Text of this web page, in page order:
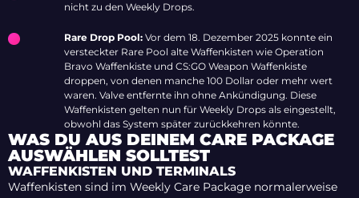
nicht zu den Weekly Drops.
Rare Drop Pool: Vor dem 18. Dezember 2025 konnte ein
versteckter Rare Pool alte Waffenkisten wie Operation
Bravo Waffenkiste und CS:GO Weapon Waffenkiste
droppen, von denen manche 100 Dollar oder mehr wert
waren. Valve entfernte ihn ohne Ankündigung. Diese
Waffenkisten gelten nun für Weekly Drops als eingestellt,
obwohl das System später zurückkehren könnte.
WAS DU AUS DEINEM CARE PACKAGE
AUSWÄHLEN SOLLTEST
WAFFENKISTEN UND TERMINALS
Waffenkisten sind im Weekly Care Package normalerweise